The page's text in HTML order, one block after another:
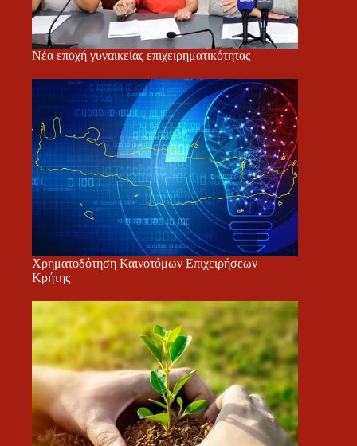
Νέα εποχή γυναικείας επιχειρηματικότητας
Χρηματοδότηση Καινοτόμων Επιχειρήσεων
Κρήτης